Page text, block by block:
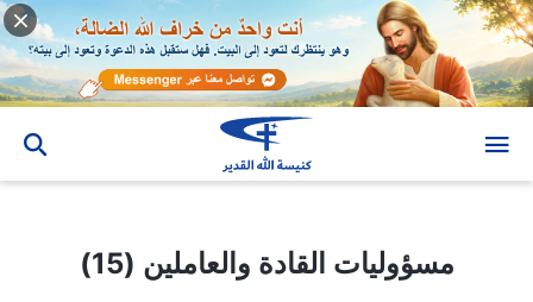
مسؤوليات القادة والعاملين (15)